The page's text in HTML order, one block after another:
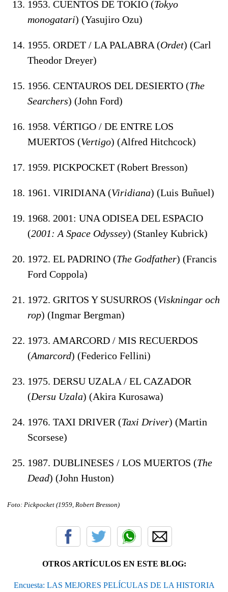
1953. CUENTOS DE TOKIO (Tokyo
monogatari) (Yasujiro Ozu)
1955. ORDET / LA PALABRA (Ordet) (Carl
Theodor Dreyer)
1956. CENTAUROS DEL DESIERTO (The
Searchers) (John Ford)
1958. VÉRTIGO / DE ENTRE LOS
MUERTOS (Vertigo) (Alfred Hitchcock)
1959. PICKPOCKET (Robert Bresson)
1961. VIRIDIANA (Viridiana) (Luis Buñuel)
1968. 2001: UNA ODISEA DEL ESPACIO
(2001: A Space Odyssey) (Stanley Kubrick)
1972. EL PADRINO (The Godfather) (Francis
Ford Coppola)
1972. GRITOS Y SUSURROS (Viskningar och
rop) (Ingmar Bergman)
1973. AMARCORD / MIS RECUERDOS
(Amarcord) (Federico Fellini)
1975. DERSU UZALA / EL CAZADOR
(Dersu Uzala) (Akira Kurosawa)
1976. TAXI DRIVER (Taxi Driver) (Martin
Scorsese)
1987. DUBLINESES / LOS MUERTOS (The
Dead) (John Huston)
Foto: Pickpocket (1959, Robert Bresson)
OTROS ARTÍCULOS EN ESTE BLOG:
Encuesta: LAS MEJORES PELÍCULAS DE LA HISTORIA